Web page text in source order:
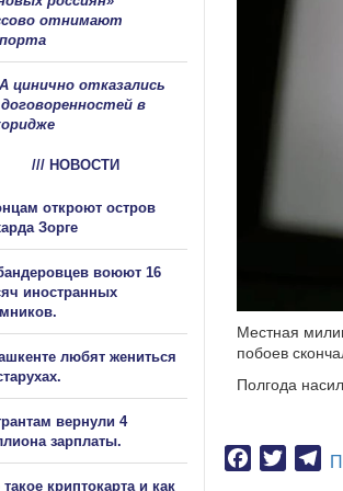
Местная
побоев
Полгода
Facebook
Twitter
отнимают
цинично отказались
в
/// НОВОСТИ
откроют остров
Зорге
воюют 16
иностранных
любят жениться
вернули 4
зарплаты.
криптокарта и как